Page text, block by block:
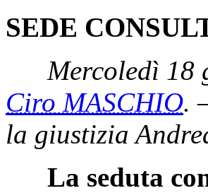
SEDE
Mercoledì 18
Ciro MASCHIO.
la giustizia
La seduta